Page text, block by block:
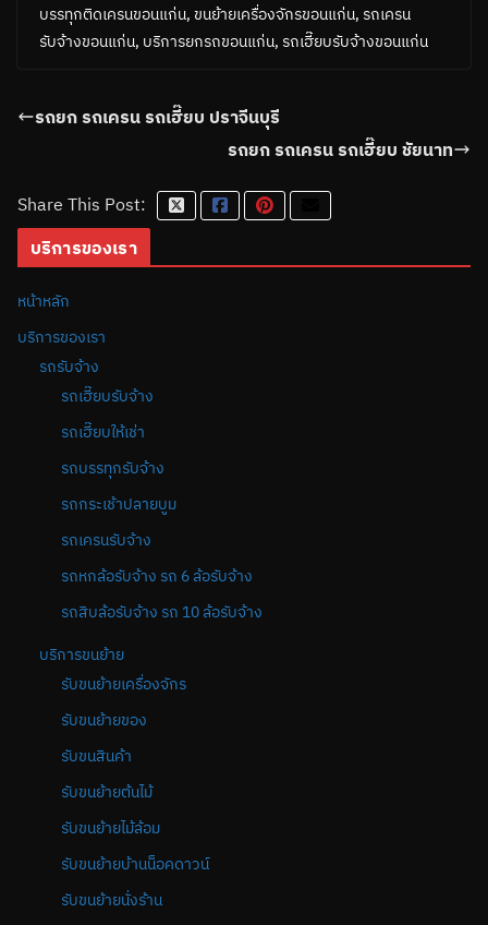
บรรทุกติดเครนขอนแก่น, ขนย้ายเครื่องจักรขอนแก่น, รถเครน
รับจ้างขอนแก่น, บริการยกรถขอนแก่น, รถเฮี๊ยบรับจ้างขอนแก่น
รถยก รถเครน รถเฮี๊ยบ ปราจีนบุรี
รถยก รถเครน รถเฮี๊ยบ ชัยนาท
Share This Post:
บริการของเรา
หน้าหลัก
บริการของเรา
รถรับจ้าง
รถเฮี๊ยบรับจ้าง
รถเฮี๊ยบให้เช่า
รถบรรทุกรับจ้าง
รถกระเช้าปลายบูม
รถเครนรับจ้าง
รถหกล้อรับจ้าง รถ 6 ล้อรับจ้าง
รถสิบล้อรับจ้าง รถ 10 ล้อรับจ้าง
บริการขนย้าย
รับขนย้ายเครื่องจักร
รับขนย้ายของ
รับขนสินค้า
รับขนย้ายต้นไม้
รับขนย้ายไม้ล้อม
รับขนย้ายบ้านน็อคดาวน์
รับขนย้ายนั่งร้าน